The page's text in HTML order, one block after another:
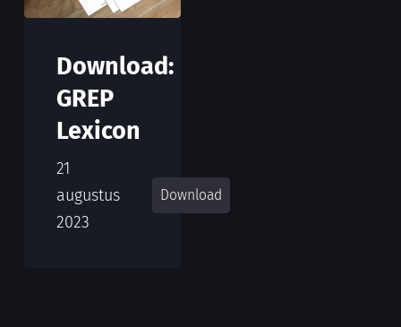
Download:
GREP
Lexicon
21
augustus
2023
Download